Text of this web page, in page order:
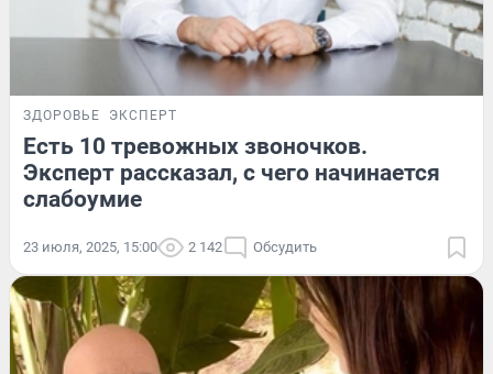
ЗДОРОВЬЕ ЭКСПЕРТ
Есть 10 тревожных звоночков.
Эксперт рассказал, с чего начинается
слабоумие
23 июля, 2025, 15:00 2 142 Обсудить